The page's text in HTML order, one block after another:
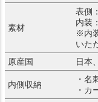
素材
表側
内装
※内
いた
原産国
日本
内側収納
・名
・カ